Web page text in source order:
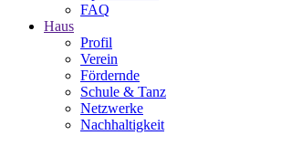
FAQ
Haus
Profil
Verein
Fördernde
Schule & Tanz
Netzwerke
Nachhaltigkeit